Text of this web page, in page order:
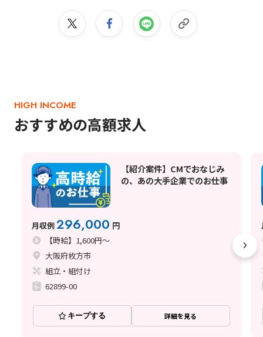
HIGH INCOME
おすすめの高額求人
【紹介案件】CMでおなじみ
の、あの大手企業でのお仕事
月収例296,000 円
【時給】1,600円～
大阪府枚方市
組立・組付け
62899-00
キープする 詳細を見る